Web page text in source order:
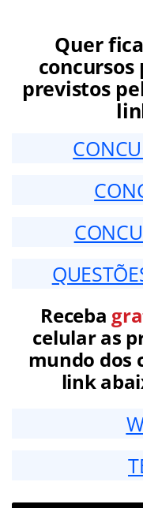
Quer
previstos
Receba
celular as
mundo dos
link